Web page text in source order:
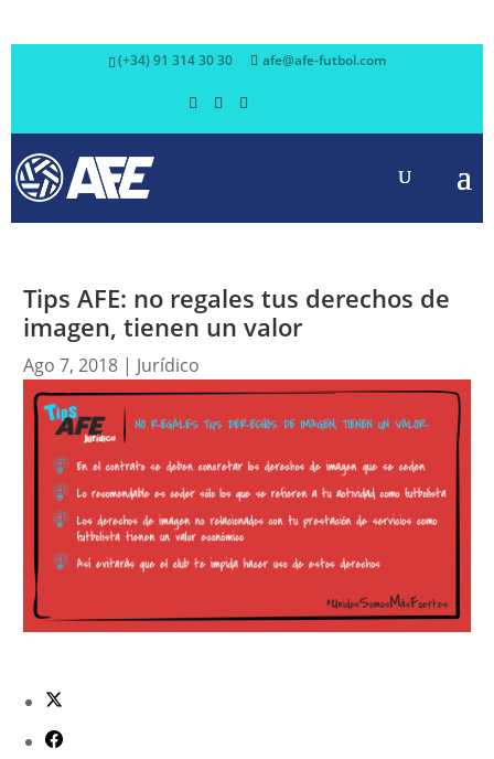
(+34) 91 314 30 30 afe@afe-futbol.com
Tips AFE: no regales tus derechos de
imagen, tienen un valor
Ago 7, 2018| Jurídico